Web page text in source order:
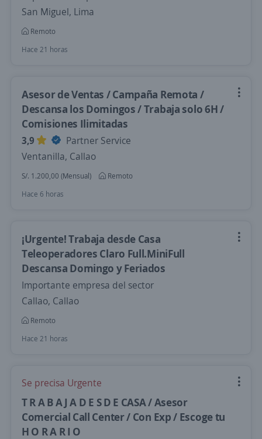
San Miguel, Lima
Remoto
Hace 21 horas
Asesor de Ventas / Campaña Remota /
Descansa los Domingos / Trabaja solo 6H /
Comisiones Ilimitadas
3,9
Partner Service
Ventanilla, Callao
S/. 1.200,00 (Mensual)
Remoto
Hace 6 horas
¡Urgente! Trabaja desde Casa
Teleoperadores Claro Full.MiniFull
Descansa Domingo y Feriados
Importante empresa del sector
Callao, Callao
Remoto
Hace 21 horas
Se precisa Urgente
T R A B A J A D E S D E CASA / Asesor
Comercial Call Center / Con Exp / Escoge tu
H O R A R I O